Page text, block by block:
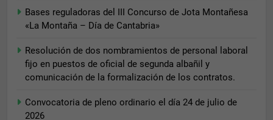
Bases reguladoras del III Concurso de Jota Montañesa
«La Montaña – Día de Cantabria»
Resolución de dos nombramientos de personal laboral
fijo en puestos de oficial de segunda albañil y
comunicación de la formalización de los contratos.
Convocatoria de pleno ordinario el día 24 de julio de
2026